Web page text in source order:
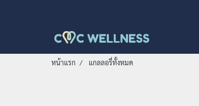
หน้าแรก แกลลอรี่ทั้งหมด